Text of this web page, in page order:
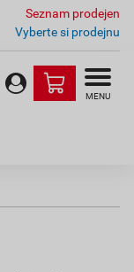
Seznam prodejen
Vyberte si prodejnu
MENU